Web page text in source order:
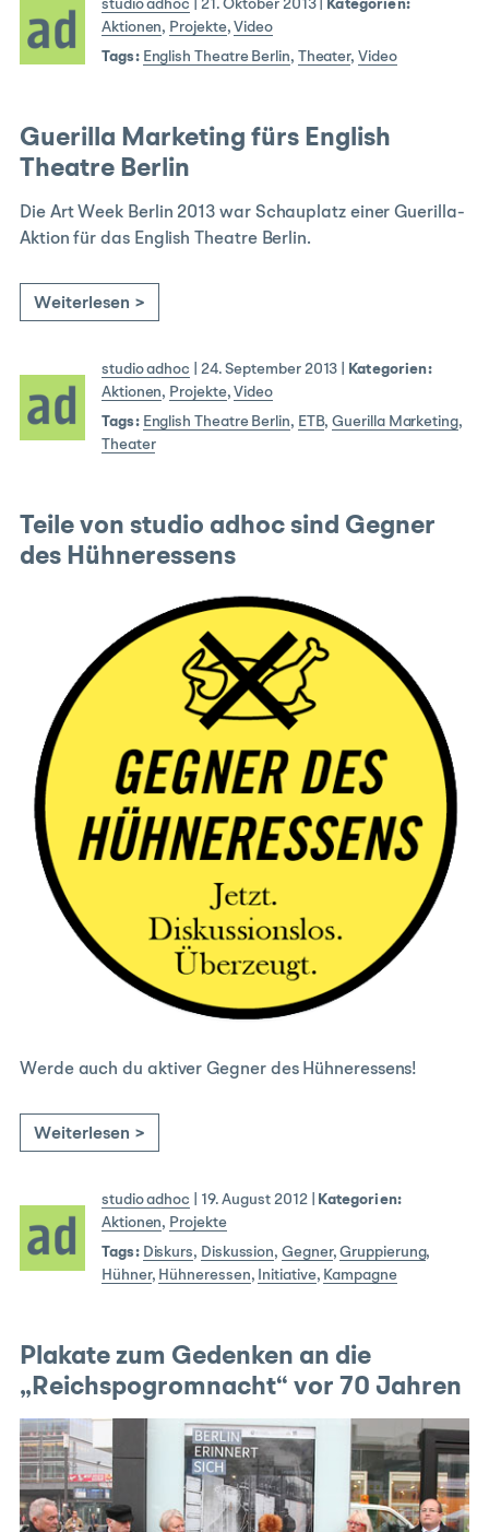
studio adhoc 21. Oktober 2013|
Kategorien:
Aktionen, Projekte,Video
Tags: English Theatre Berlin, Theater,Video
Guerilla Marketing fürs English
Theatre Berlin
Die Art Week Berlin 2013 war Schauplatz einer Guerilla-
Aktion für das English Theatre Berlin.
Weiterlesen >
studio adhoc 24. September 2013
Kategorien:
Aktionen, Projekte,Video
Tags: English Theatre Berlin, ETB,Guerilla Marketing,
Theater
Teile von studio adhoc sind Gegner
des Hühneressens
Werde auch du aktiver Gegner des Hühneressens!
Weiterlesen >
studio adhoc 19. August 2012|
Kategorien:
Aktionen, Projekte
Tags: Diskurs, Diskussion, Gegner,Gruppierung,
Hühner, Hühneressen, Initiative, Kampagne
Plakate zum Gedenken an die
„Reichspogromnacht“ vor 70 Jahren